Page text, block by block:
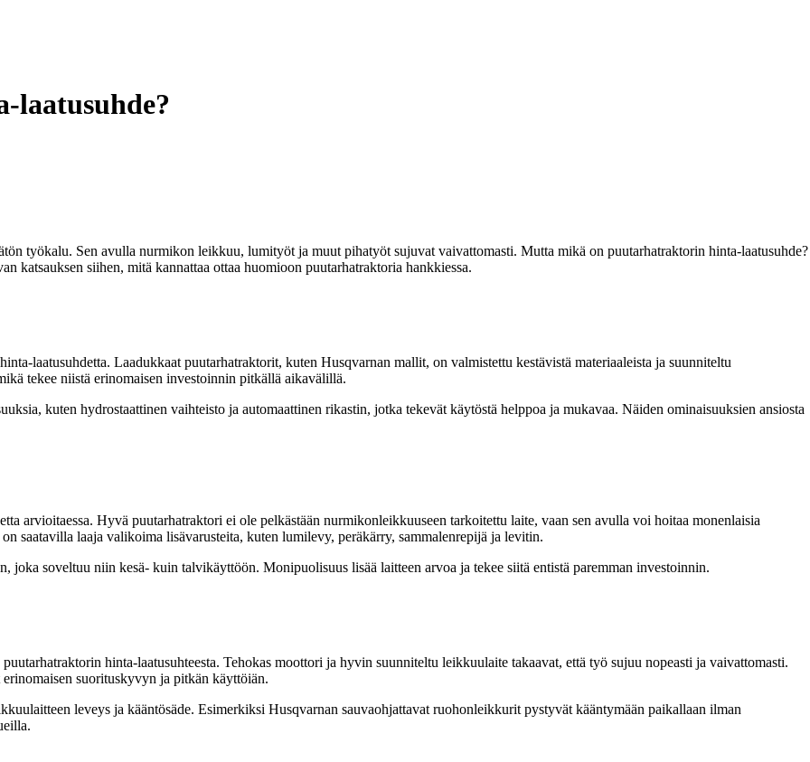
työkalu. Sen avulla nurmikon leikkuu, lumityöt ja muut pihatyöt sujuvat vaivattomasti. Mutta mikä on puutarhatraktorin hinta-laatusuhde?
katsauksen siihen, mitä kannattaa ottaa huomioon puutarhatraktoria hankkiessa.
laatusuhdetta. Laadukkaat puutarhatraktorit, kuten Husqvarnan mallit, on valmistettu kestävistä materiaaleista ja suunniteltu
tekee niistä erinomaisen investoinnin pitkällä aikavälillä.
kuten hydrostaattinen vaihteisto ja automaattinen rikastin, jotka tekevät käytöstä helppoa ja mukavaa. Näiden ominaisuuksien ansiosta
arvioitaessa. Hyvä puutarhatraktori ei ole pelkästään nurmikonleikkuuseen tarkoitettu laite, vaan sen avulla voi hoitaa monenlaisia
saatavilla laaja valikoima lisävarusteita, kuten lumilevy, peräkärry, sammalenrepijä ja levitin.
joka soveltuu niin kesä- kuin talvikäyttöön. Monipuolisuus lisää laitteen arvoa ja tekee siitä entistä paremman investoinnin.
hinta-laatusuhteesta. Tehokas moottori ja hyvin suunniteltu leikkuulaite takaavat, että työ sujuu nopeasti ja vaivattomasti.
suorituskyvyn ja pitkän käyttöiän.
leveys ja kääntösäde. Esimerkiksi Husqvarnan sauvaohjattavat ruohonleikkurit pystyvät kääntymään paikallaan ilman